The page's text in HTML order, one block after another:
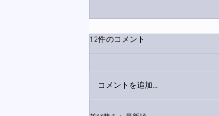
12件のコメント
コメントを追加…